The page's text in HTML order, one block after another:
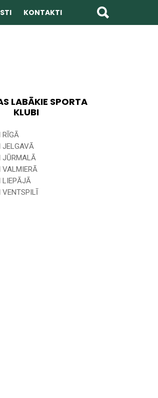
KONTAKTI
LABĀKIE SPORTA
KLUBI
RĪGĀ
JELGAVĀ
JŪRMALĀ
VALMIERĀ
LIEPĀJĀ
VENTSPILĪ